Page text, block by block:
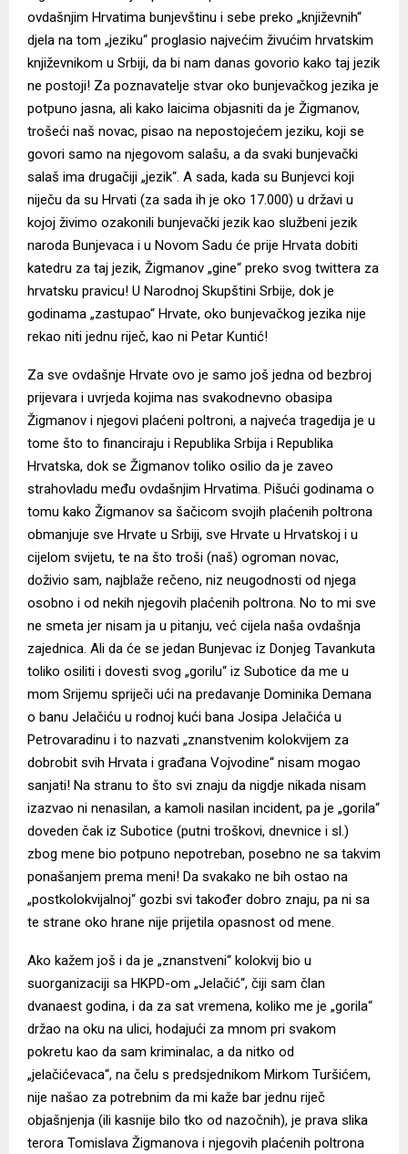
ovdašnjim Hrvatima bunjevštinu i sebe preko „književnih“
djela na tom „jeziku“ proglasio najvećim živućim hrvatskim
književnikom u Srbiji, da bi nam danas govorio kako taj jezik
ne postoji! Za poznavatelje stvar oko bunjevačkog jezika je
potpuno jasna, ali kako laicima objasniti da je Žigmanov,
trošeći naš novac, pisao na nepostojećem jeziku, koji se
govori samo na njegovom salašu, a da svaki bunjevački
salaš ima drugačiji „jezik“. A sada, kada su Bunjevci koji
niječu da su Hrvati (za sada ih je oko 17.000) u državi u
kojoj živimo ozakonili bunjevački jezik kao službeni jezik
naroda Bunjevaca i u Novom Sadu će prije Hrvata dobiti
katedru za taj jezik, Žigmanov „gine“ preko svog twittera za
hrvatsku pravicu! U Narodnoj Skupštini Srbije, dok je
godinama „zastupao“ Hrvate, oko bunjevačkog jezika nije
rekao niti jednu riječ, kao ni Petar Kuntić!
Za sve ovdašnje Hrvate ovo je samo još jedna od bezbroj
prijevara i uvrjeda kojima nas svakodnevno obasipa
Žigmanov i njegovi plaćeni poltroni, a najveća tragedija je u
tome što to financiraju i Republika Srbija i Republika
Hrvatska, dok se Žigmanov toliko osilio da je zaveo
strahovladu među ovdašnjim Hrvatima. Pišući godinama o
tomu kako Žigmanov sa šačicom svojih plaćenih poltrona
obmanjuje sve Hrvate u Srbiji, sve Hrvate u Hrvatskoj i u
cijelom svijetu, te na što troši (naš) ogroman novac,
doživio sam, najblaže rečeno, niz neugodnosti od njega
osobno i od nekih njegovih plaćenih poltrona. No to mi sve
ne smeta jer nisam ja u pitanju, već cijela naša ovdašnja
zajednica. Ali da će se jedan Bunjevac iz Donjeg Tavankuta
toliko osiliti i dovesti svog „gorilu“ iz Subotice da me u
mom Srijemu spriječi ući na predavanje Dominika Demana
o banu Jelačiću u rodnoj kući bana Josipa Jelačića u
Petrovaradinu i to nazvati „znanstvenim kolokvijem za
dobrobit svih Hrvata i građana Vojvodine“ nisam mogao
sanjati! Na stranu to što svi znaju da nigdje nikada nisam
izazvao ni nenasilan, a kamoli nasilan incident, pa je „gorila“
doveden čak iz Subotice (putni troškovi, dnevnice i sl.)
zbog mene bio potpuno nepotreban, posebno ne sa takvim
ponašanjem prema meni! Da svakako ne bih ostao na
„postkolokvijalnoj“ gozbi svi također dobro znaju, pa ni sa
te strane oko hrane nije prijetila opasnost od mene.
Ako kažem još i da je „znanstveni“ kolokvij bio u
suorganizaciji sa HKPD-om „Jelačić“, čiji sam član
dvanaest godina, i da za sat vremena, koliko me je „gorila“
držao na oku na ulici, hodajući za mnom pri svakom
pokretu kao da sam kriminalac, a da nitko od
„jelačićevaca“, na čelu s predsjednikom Mirkom Turšićem,
nije našao za potrebnim da mi kaže bar jednu riječ
objašnjenja (ili kasnije bilo tko od nazočnih), je prava slika
terora Tomislava Žigmanova i njegovih plaćenih poltrona